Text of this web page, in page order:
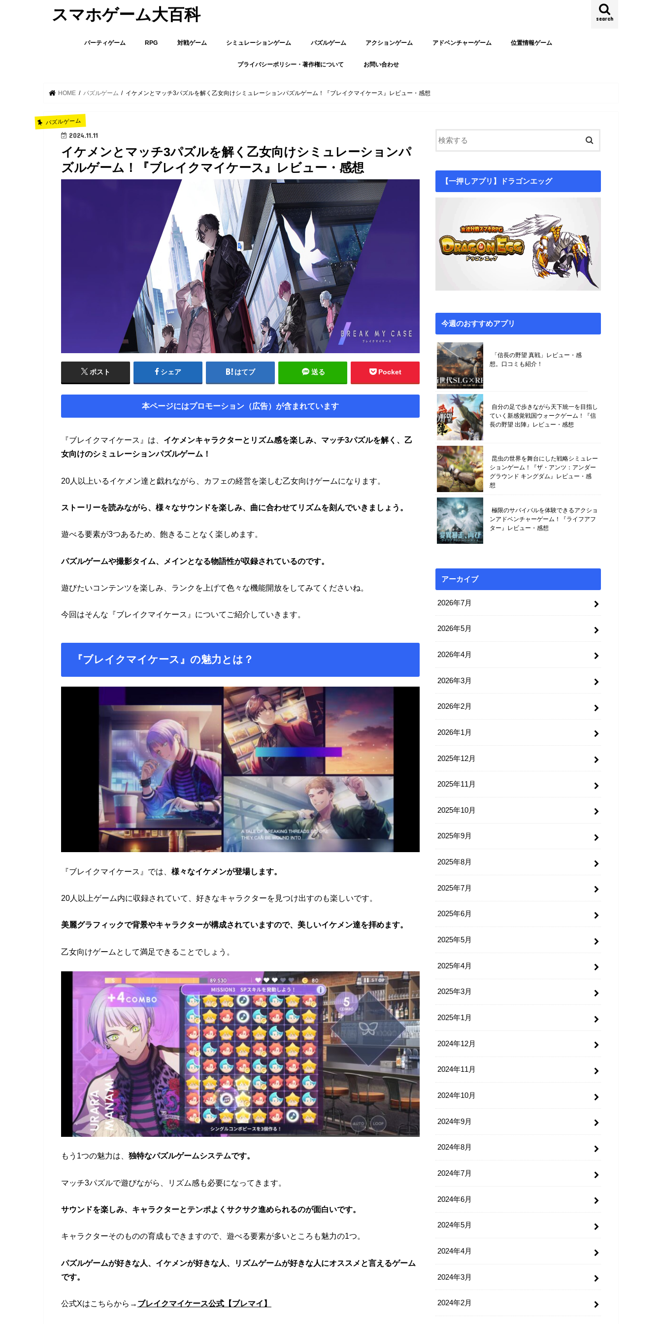
スマホゲーム大百科 search
パーティゲーム RPG 対戦ゲーム シミュレーションゲーム パズルゲーム アクションゲーム アドベンチャーゲーム 位置情報ゲーム
プライバシーポリシー・著作権について お問い合わせ
HOME パズルゲーム イケメンとマッチ3パズルを解く乙女向けシミュレーションパズルゲーム！『ブレイクマイケース』レビュー・感想
パズルゲーム
2024.11.11
イケメンとマッチ3パズルを解く乙女向けシミュレーションパ
ズルゲーム！『ブレイクマイケース』レビュー・感想
ポスト シェア はてブ 送る Pocket
本ページにはプロモーション（広告）が含まれています
『ブレイクマイケース』は、 イケメンキャラクターとリズム感を楽しみ、マッチ3パズルを解く、乙
女向けのシミュレーションパズルゲーム！
20人以上いるイケメン達と戯れながら、カフェの経営を楽しむ乙女向けゲームになります。
ストーリーを読みながら、様々なサウンドを楽しみ、曲に合わせてリズムを刻んでいきましょう。
遊べる要素が3つあるため、飽きることなく楽しめます。
パズルゲームや撮影タイム、メインとなる物語性が収録されているのです。
遊びたいコンテンツを楽しみ、ランクを上げて色々な機能開放をしてみてくださいね。
今回はそんな『ブレイクマイケース』についてご紹介していきます。
『ブレイクマイケース』の魅力とは？
『ブレイクマイケース』では、 様々なイケメンが登場します。
20人以上ゲーム内に収録されていて、好きなキャラクターを見つけ出すのも楽しいです。
美麗グラフィックで背景やキャラクターが構成されていますので、美しいイケメン達を拝めます。
乙女向けゲームとして満足できることでしょう。
もう1つの魅力は、 独特なパズルゲームシステムです。
マッチ3パズルで遊びながら、リズム感も必要になってきます。
サウンドを楽しみ、キャラクターとテンポよくサクサク進められるのが面白いです。
キャラクターそのものの育成もできますので、遊べる要素が多いところも魅力の1つ。
パズルゲームが好きな人、イケメンが好きな人、リズムゲームが好きな人にオススメと言えるゲーム
です。
公式Xはこちらから→ ブレイクマイケース公式【ブレマイ】
【一押しアプリ】ドラゴンエッグ
今週のおすすめアプリ
「信長の野望 真戦」レビュー・感
想。口コミも紹介！
自分の足で歩きながら天下統一を目指し
ていく新感覚戦国ウォークゲーム！『信
長の野望 出陣』レビュー・感想
昆虫の世界を舞台にした戦略シミュレー
ションゲーム！『ザ・アンツ：アンダー
グラウンド キングダム』レビュー・感
想
極限のサバイバルを体験できるアクショ
ンアドベンチャーゲーム！『ライフアフ
ター』レビュー・感想
アーカイブ
2026年7月
2026年5月
2026年4月
2026年3月
2026年2月
2026年1月
2025年12月
2025年11月
2025年10月
2025年9月
2025年8月
2025年7月
2025年6月
2025年5月
2025年4月
2025年3月
2025年1月
2024年12月
2024年11月
2024年10月
2024年9月
2024年8月
2024年7月
2024年6月
2024年5月
2024年4月
2024年3月
2024年2月